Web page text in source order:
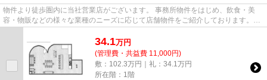
物件より徒歩圏内に当社営業店がございます。 事務所物件をはじめ、飲食・美
容・物販などの様々な業種のニーズに応じて店舗物件をご紹介しております。
尚、弊社ではおとり広告は一切...
34.1万円
(管理費・共益費 11,000円)
敷：102.3万円｜礼：34.1万円
所在階：1階